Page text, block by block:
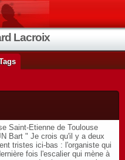
Lacroix
Saint-Etienne de Toulouse
Bart " Je crois qu'il y a deux
tristes ici-bas : l'organiste qui
fois l'escalier qui mène à